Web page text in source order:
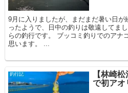
9月に入りましたが、まだまだ暑い日
ったようで、日中の釣りは敬遠してま
らの釣行です。 ブッコミ釣りでのアナ
思います。 ...
釣行記
【林崎
で初アオ